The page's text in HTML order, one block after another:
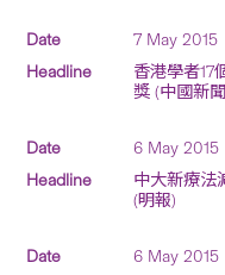
7 May 2015
香港學者17
獎 (中國新
6 May 2015
中大新療
(明報)
6 May 2015